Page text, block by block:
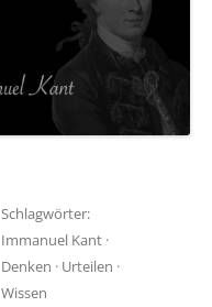
Schlagwörter:
Immanuel Kant ·
Denken · Urteilen ·
Wissen